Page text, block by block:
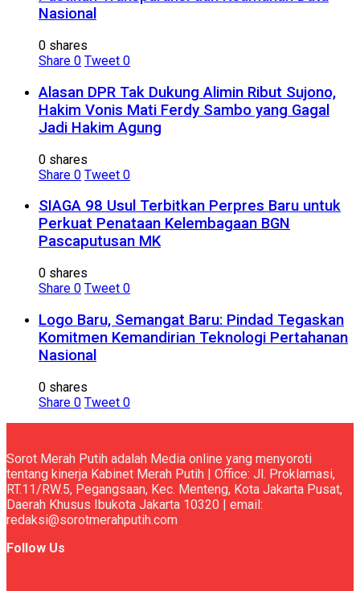
Nasional
0 shares
Share 0 Tweet 0
Alasan DPR Tak Dukung Alimin Ribut Sujono,
Hakim Vonis Mati Ferdy Sambo yang Gagal
Jadi Hakim Agung
0 shares
Share 0 Tweet 0
SIAGA 98 Usul Terbitkan Perpres Baru untuk
Perkuat Penataan Kelembagaan BGN
Pascaputusan MK
0 shares
Share 0 Tweet 0
Logo Baru, Semangat Baru: Pindad Tegaskan
Komitmen Kemandirian Teknologi Pertahanan
Nasional
0 shares
Share 0 Tweet 0
Sorot Merah Putih adalah Media online yang menyoroti
tentang kinerja Kabinet Merah Putih | Office: Jl. Proklamasi,
RT.11/RW.5, Pegangsaan, Kec. Menteng, Kota Jakarta Pusat,
Daerah Khusus Ibukota Jakarta 10320 | email:
redaksi@sorotmerahputih.com
Follow Us